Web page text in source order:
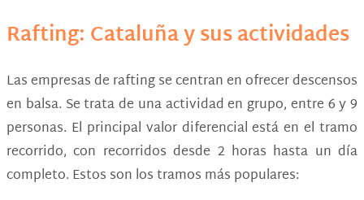
Rafting: Cataluña y sus actividades
Las empresas de rafting se centran en ofrecer descensos
en balsa. Se trata de una actividad en grupo, entre 6 y 9
personas. El principal valor diferencial está en el tramo
recorrido, con recorridos desde 2 horas hasta un día
completo. Estos son los tramos más populares: